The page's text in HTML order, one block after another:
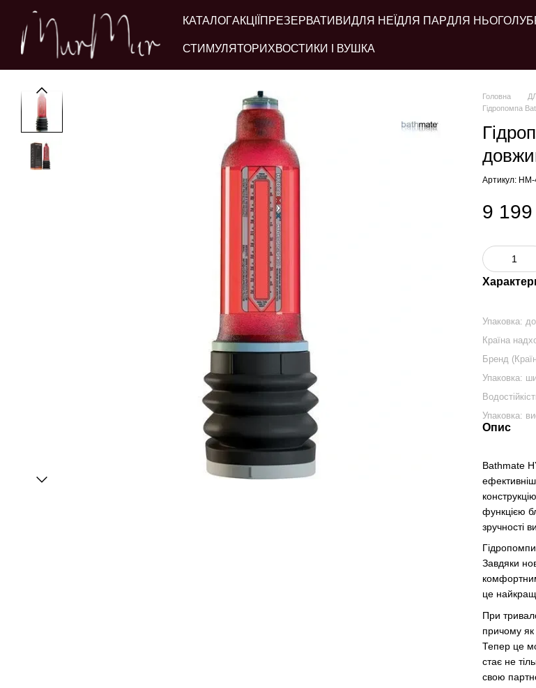
Перейти до основного контенту
КАТАЛОГАКЦІЇ ПРЕЗЕРВАТИВИДЛЯ НЕЇ ДЛЯ ПАРДЛЯ НЬОГО
СТИМУЛЯТОРИ ХВОСТИКИ І ВУШКА
Головна
Гідропомпа
Артикул:
9 199
Упаковка:
Країна
Бренд
Упаковка:
Упаковка:
Опис
Bathmate
функцією
зручності
Гідропомпи
Завдяки
це
При
причому як
Тепер це
стає не
свою